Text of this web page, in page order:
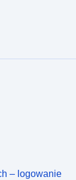
– logowanie